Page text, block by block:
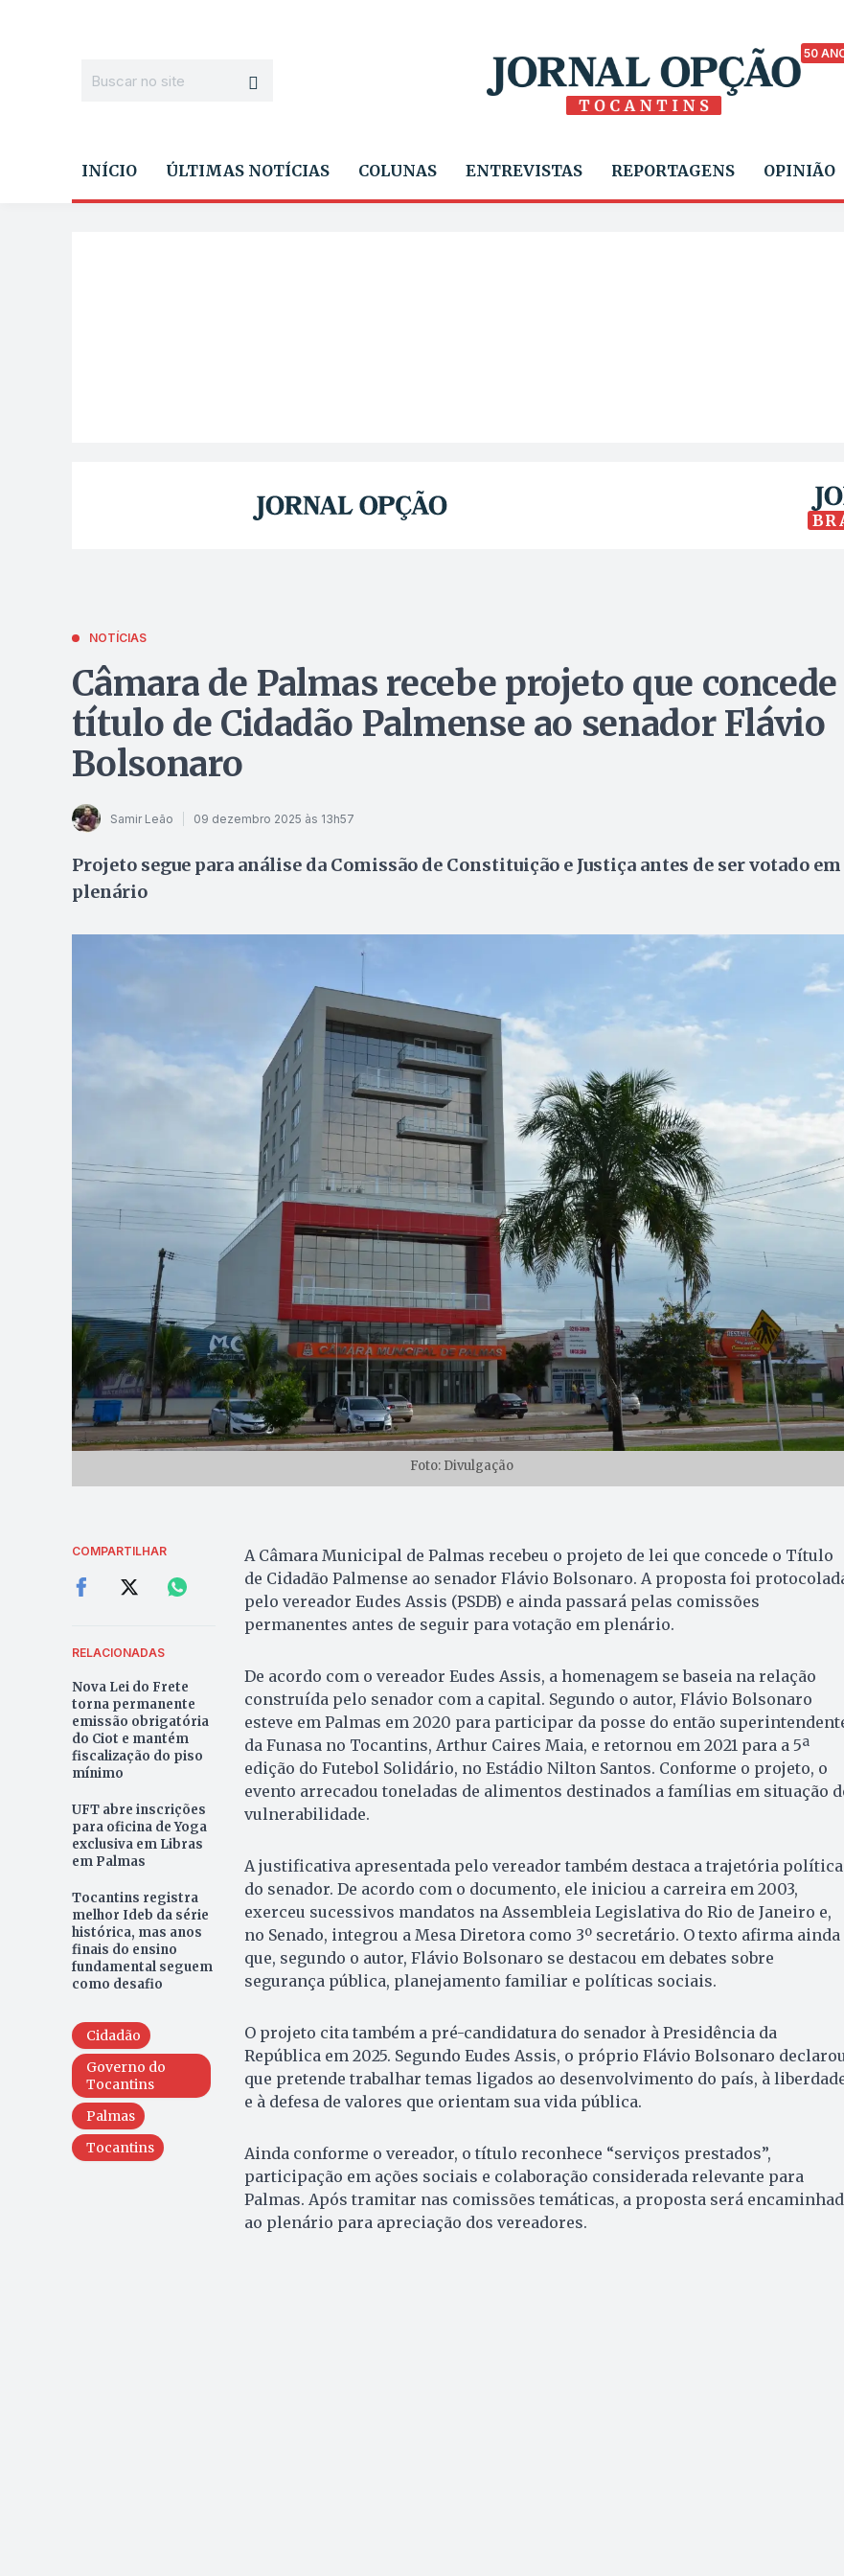
50
INÍCIO ÚLTIMAS NOTÍCIAS COLUNAS ENTREVISTAS REPORTAGENS OPINIÃO
NOTÍCIAS
Câmara de Palmas recebe projeto que concede
título de Cidadão Palmense ao senador Flávio
Bolsonaro
Samir Leão 09 dezembro 2025 às 13h57
Projeto segue para análise da Comissão de Constituição e Justiça antes de ser votado em
plenário
Foto: Divulgação
COMPARTILHAR
RELACIONADAS
Nova Lei do Frete
torna permanente
emissão obrigatória
do Ciot e mantém
fiscalização do piso
mínimo
UFT abre inscrições
para oficina de Yoga
exclusiva em Libras
em Palmas
Tocantins registra
melhor Ideb da série
histórica, mas anos
finais do ensino
fundamental seguem
como desafio
Cidadão
Governo do
Tocantins
Palmas
Tocantins
A Câmara Municipal de Palmas recebeu o projeto de lei que concede o Título
de Cidadão Palmense ao senador Flávio Bolsonaro. A proposta foi
pelo vereador Eudes Assis (PSDB) e ainda passará pelas comissões
permanentes antes de seguir para votação em plenário.
De acordo com o vereador Eudes Assis, a homenagem se baseia na relação
construída pelo senador com a capital. Segundo o autor, Flávio Bolsonaro
esteve em Palmas em 2020 para participar da posse do então
da Funasa no Tocantins, Arthur Caires Maia, e retornou em 2021 para a 5ª
edição do Futebol Solidário, no Estádio Nilton Santos. Conforme o projeto, o
evento arrecadou toneladas de alimentos destinados a famílias em situação
vulnerabilidade.
A justificativa apresentada pelo vereador também destaca a trajetória política
do senador. De acordo com o documento, ele iniciou a carreira em 2003,
exerceu sucessivos mandatos na Assembleia Legislativa do Rio de Janeiro e,
no Senado, integrou a Mesa Diretora como 3º secretário. O texto afirma ainda
que, segundo o autor, Flávio Bolsonaro se destacou em debates sobre
segurança pública, planejamento familiar e políticas sociais.
O projeto cita também a pré-candidatura do senador à Presidência da
República em 2025. Segundo Eudes Assis, o próprio Flávio Bolsonaro declarou
que pretende trabalhar temas ligados ao desenvolvimento do país, à
e à defesa de valores que orientam sua vida pública.
Ainda conforme o vereador, o título reconhece “serviços prestados”,
participação em ações sociais e colaboração considerada relevante para
Palmas. Após tramitar nas comissões temáticas, a proposta será
ao plenário para apreciação dos vereadores.